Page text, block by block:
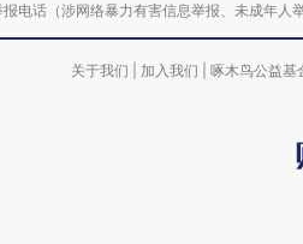
报电话（涉网络暴力有害信息举报、未成
关于我们 加入我们 啄木鸟公益基